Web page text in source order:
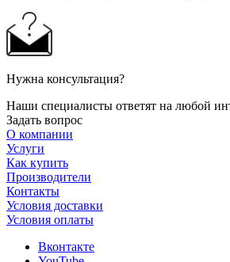
Нужна консультация?
Наши специалисты ответят на любой
Задать вопрос
О компании
Услуги
Как купить
Производители
Контакты
Условия доставки
Условия оплаты
Вконтакте